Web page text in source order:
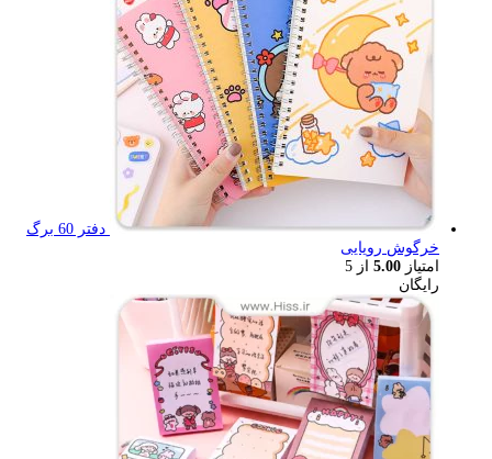
دفتر 60 برگ
خرگوش رویایی
امتیاز 5.00 از 5
رایگان